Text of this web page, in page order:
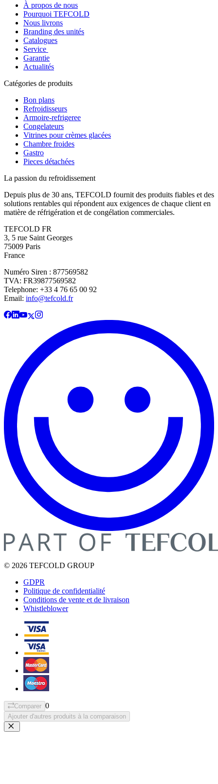
À propos de nous
Pourquoi TEFCOLD
Nous livrons
Branding des unités
Catalogues
Service
Garantie
Actualités
Catégories de produits
Bon plans
Refroidisseurs
Armoire-refrigeree
Congelateurs
Vitrines pour crèmes glacées
Chambre froides
Gastro
Pieces détachées
La passion du refroidissement
Depuis plus de 30 ans, TEFCOLD fournit des produits fiables et des
solutions rentables qui répondent aux exigences de chaque client en
matière de réfrigération et de congélation commerciales.
TEFCOLD FR
3, 5 rue Saint Georges
75009 Paris
France
Numéro Siren : 877569582
TVA: FR39877569582
Telephone: +33 4 76 65 00 92
Email: info@tefcold.fr
© 2026 TEFCOLD GROUP
GDPR
Politique de confidentialité
Conditions de vente et de livraison
Whistleblower
Comparer 0
Ajouter d'autres produits à la comparaison